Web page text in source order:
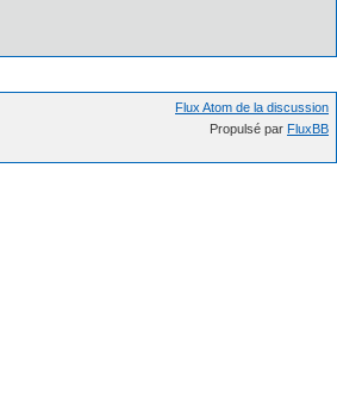
Flux Atom de la discussion
Propulsé par FluxBB